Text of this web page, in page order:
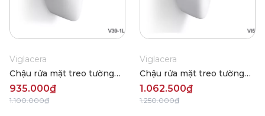
Viglacera
Chậu rửa mặt treo tường
Viglacera V39
935.000₫
1.100.000₫
Viglacera
Chậu rửa mặt treo tường
Viglacera VI5
1.062.500₫
1.250.000₫